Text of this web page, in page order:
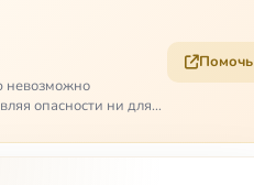
невозможно
опасности ни для
Помочь